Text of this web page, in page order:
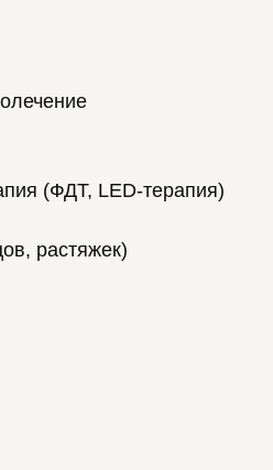
(ФДТ, LED-терапия)
растяжек)